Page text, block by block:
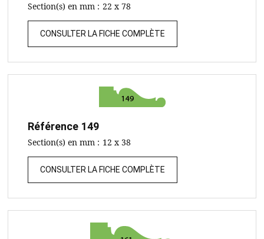
Section(s) en mm : 22 x 78
CONSULTER LA FICHE COMPLÈTE
Référence 149
Section(s) en mm : 12 x 38
CONSULTER LA FICHE COMPLÈTE